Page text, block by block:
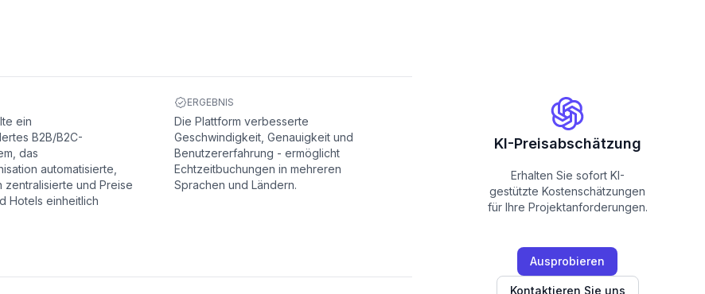
ein
B2B/B2C-
das
automatisierte,
zentralisierte und Preise
Hotels einheitlich
ERGEBNIS
Die Plattform verbesserte
Geschwindigkeit, Genauigkeit und
Benutzererfahrung - ermöglicht
Echtzeitbuchungen in mehreren
Sprachen und Ländern.
KI-Preisabschätzung
Erhalten Sie sofort KI-
gestützte Kostenschätzungen
für Ihre Projektanforderungen.
Ausprobieren
Kontaktieren Sie uns